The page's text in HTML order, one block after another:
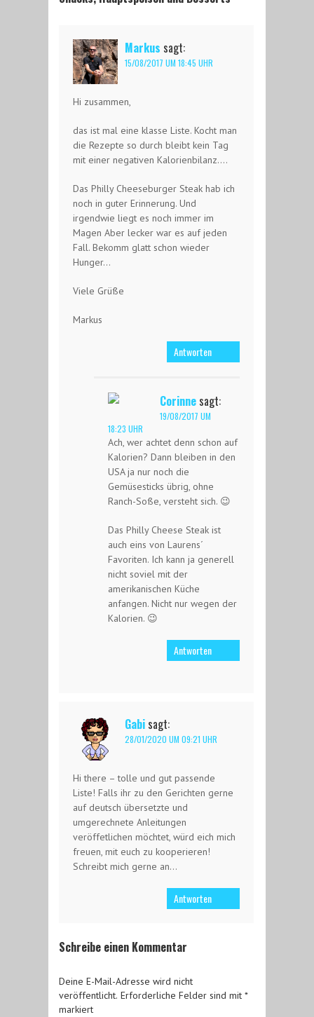
Markus sagt:
15/08/2017 UM 18:45 UHR
Hi zusammen,
das ist mal eine klasse Liste. Kocht man
die Rezepte so durch bleibt kein Tag
mit einer negativen Kalorienbilanz….
Das Philly Cheeseburger Steak hab ich
noch in guter Erinnerung. Und
irgendwie liegt es noch immer im
Magen Aber lecker war es auf jeden
Fall. Bekomm glatt schon wieder
Hunger…
Viele Grüße
Markus
Antworten
Corinne sagt:
19/08/2017 UM
18:23 UHR
Ach, wer achtet denn schon auf
Kalorien? Dann bleiben in den
USA ja nur noch die
Gemüsesticks übrig, ohne
Ranch-Soße, versteht sich. 😉
Das Philly Cheese Steak ist
auch eins von Laurens´
Favoriten. Ich kann ja generell
nicht soviel mit der
amerikanischen Küche
anfangen. Nicht nur wegen der
Kalorien. 😉
Antworten
Gabi sagt:
28/01/2020 UM 09:21 UHR
Hi there – tolle und gut passende
Liste! Falls ihr zu den Gerichten gerne
auf deutsch übersetzte und
umgerechnete Anleitungen
veröffetlichen möchtet, würd eich mich
freuen, mit euch zu kooperieren!
Schreibt mich gerne an…
Antworten
Schreibe einen Kommentar
Deine E-Mail-Adresse wird nicht
veröffentlicht. Erforderliche Felder sind mit *
markiert